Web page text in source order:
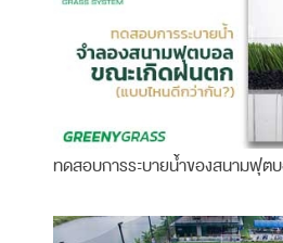
ทดสอบการระบายน้ำของสนามฟุ